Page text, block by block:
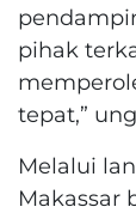
pihak
tepat,”
Melalui
Makassar